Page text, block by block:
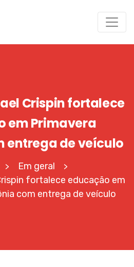
Crispin fortalece
em Primavera
entrega de veículo
> Em geral >
fortalece educação em
com entrega de veículo